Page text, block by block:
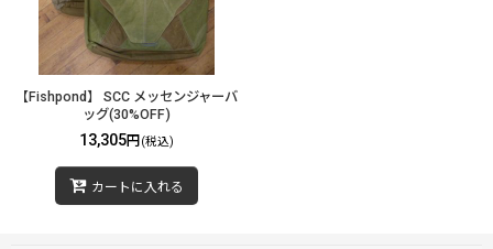
【Fishpond】 SCC メッセンジャーバ
ッグ(30%OFF)
13,305円 (税込)
カートに入れる